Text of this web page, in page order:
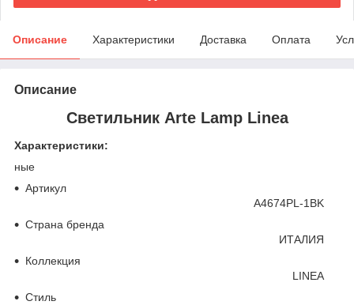
Описание Характеристики Доставка Оплата
Описание
Светильник Arte Lamp Linea
Характеристики:
ные
Артикул
A4674PL-1BK
Страна бренда
ИТАЛИЯ
Коллекция
LINEA
Стиль